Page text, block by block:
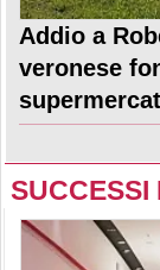
Addio a
veronese
SUCCESSI